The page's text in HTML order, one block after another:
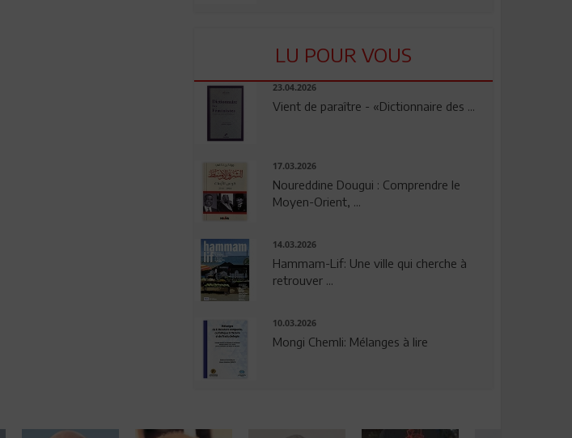
LU POUR VOUS
23.04.2026
Vient de paraître - «Dictionnaire des ...
17.03.2026
Noureddine Dougui : Comprendre le
Moyen-Orient, ...
14.03.2026
Hammam-Lif: Une ville qui cherche à
retrouver ...
10.03.2026
Mongi Chemli: Mélanges à lire